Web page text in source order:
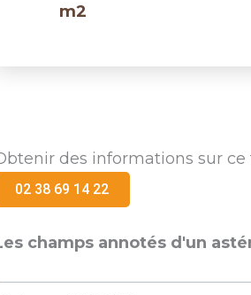
m2
des informations sur ce
02 38 69 14 22
champs annotés d'un